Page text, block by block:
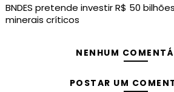
BNDES pretende investir R$ 50
minerais críticos
NENHUM
POSTAR UM